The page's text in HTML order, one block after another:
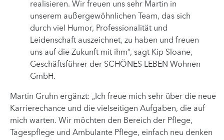
realisieren. Wir freuen uns sehr Martin in
unserem außergewöhnlichen Team, das sich
durch viel Humor, Professionalität und
Leidenschaft auszeichnet, zu haben und freuen
uns auf die Zukunft mit ihm“, sagt Kip Sloane,
Geschäftsführer der SCHÖNES LEBEN Wohnen
GmbH.
Martin Gruhn ergänzt: „Ich freue mich sehr über die neue
Karrierechance und die vielseitigen Aufgaben, die auf
mich warten. Wir möchten den Bereich der Pflege,
Tagespflege und Ambulante Pflege, einfach neu denken